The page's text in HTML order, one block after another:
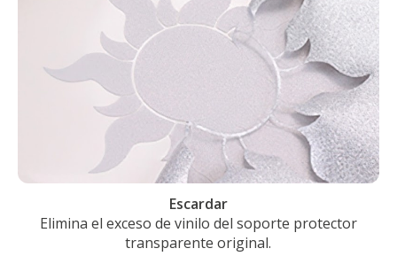
Escardar
Elimina el exceso de vinilo del soporte protector
transparente original.